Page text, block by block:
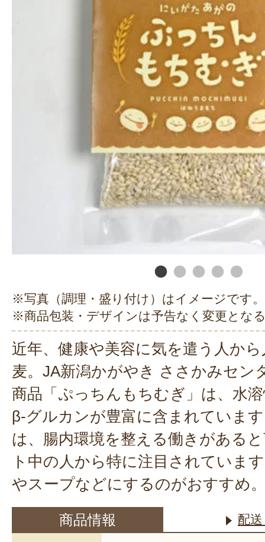
※写真（調理・盛り付け）はイメージです。
※商品包装・デザインは予告なく変更とな
近年、健康や美容に気を遣う人か
麦。JA新潟かがやき ささかみセン
商品「ぷっちんもちむぎ」は、水
β-グルカンが豊富に含まれていま
は、腸内環境を整える働きがある
ト中の人から特に注目されていま
やスープなどにするのがおすすめ
商品情報 配